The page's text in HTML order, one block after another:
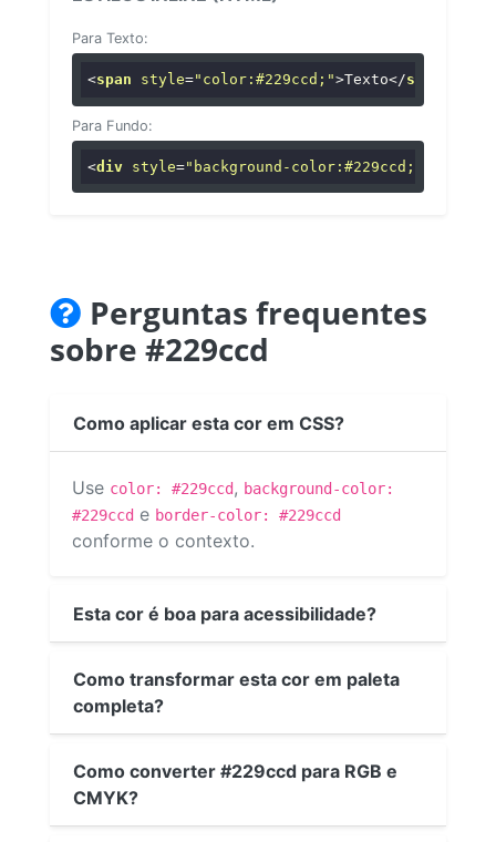
Para Texto:
<span style="color:#229ccd;">Texto</span
Para Fundo:
<div style="background-color:#229ccd;"
Perguntas frequentes
sobre #229ccd
Como aplicar esta cor em CSS?
Use color: #229ccd, background-color:
#229ccd e border-color: #229ccd
conforme o contexto.
Esta cor é boa para acessibilidade?
Como transformar esta cor em paleta
completa?
Como converter #229ccd para RGB e
CMYK?